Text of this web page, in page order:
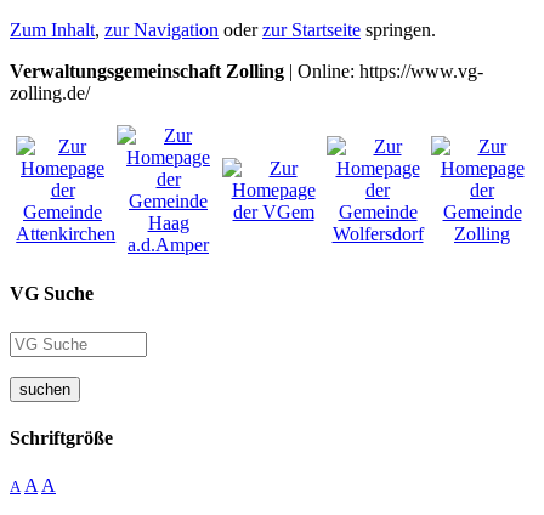
Zum Inhalt, zur Navigation oderzur Startseite springen.
Verwaltungsgemeinschaft Zolling | Online: https://www.vg-
zolling.de/
VG Suche
suchen
Schriftgröße
A A A